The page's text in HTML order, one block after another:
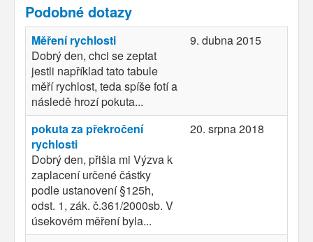
Podobné dotazy
Měření rychlosti
Dobrý den, chci se zeptat
jestli například tato tabule
měří rychlost, teda spíše fotí a
následě hrozí pokuta...
9. dubna 2015
pokuta za překročení
rychlosti
Dobrý den, přišla mi Výzva k
zaplacení určené částky
podle ustanovení §125h,
odst. 1, zák. č.361/2000sb. V
úsekovém měření byla...
20. srpna 2018